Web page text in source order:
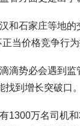
和石家庄等地的
当价格竞争行为
滴势必会遇到
找到增长突破口。
1300万名司机